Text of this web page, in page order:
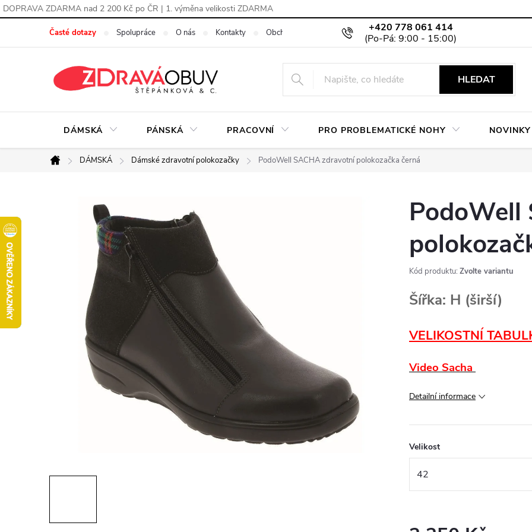
DOPRAVA ZDARMA nad 2 200 Kč po ČR | 1. výměna velikosti ZDARMA
+420 778 061 414
Časté dotazy Spolupráce O nás Kontakty Obchodní podmínky Podmínky ochrany osobních údajů
HLEDAT
DÁMSKÁ PÁNSKÁ PRACOVNÍ PRO PROBLEMATICKÉ NOHY NOVINKY
Domů
DÁMSKÁ Dámské zdravotní polokozačky PodoWell SACHA zdravotní polokozačka černá
PodoWell
Kód produktu: Zvolte variantu
Šířka: H (širší)
VELIKOSTNÍ
Video Sacha
Detailní informace
Velikost